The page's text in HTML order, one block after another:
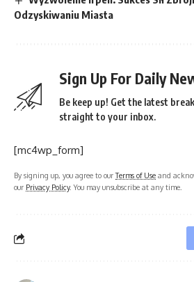
Odzyskiwaniu Miasta
Sign Up For Daily
Be keep up! Get the latest
straight to your inbox.
[mc4wp_form]
By signing up, you agree to ourTerms of Use and
our Privacy Policy. You may unsubscribe at any time.